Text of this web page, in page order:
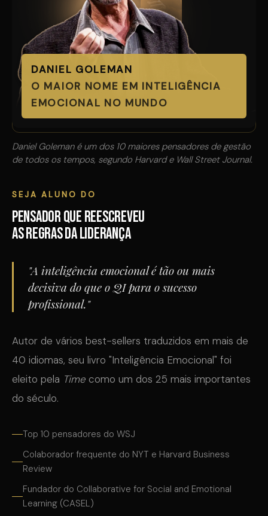
DANIEL GOLEMAN
O MAIOR NOME EM INTELIGÊNCIA
EMOCIONAL NO MUNDO
Daniel Goleman é um dos 10 maiores pensadores de gestão
de todos os tempos, segundo Harvard e Wall Street Journal.
SEJA ALUNO DO
pensador que reescreveu
as regras da liderança
"A inteligência emocional é tão ou mais
decisiva do que o QI para o sucesso
profissional."
Autor de vários best-sellers traduzidos em mais de
40 idiomas, seu livro "Inteligência Emocional" foi
eleito pela Time como um dos 25 mais importantes
do século.
Top 10 pensadores do WSJ
Colaborador frequente do NYT e Harvard Business
Review
Fundador do Collaborative for Social and Emotional
Learning (CASEL)